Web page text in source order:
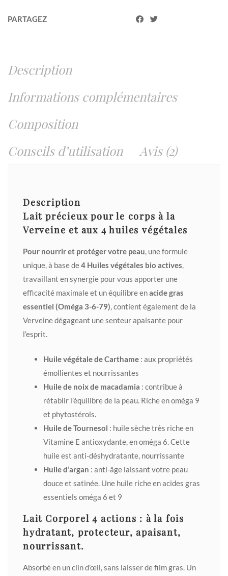
PARTAGEZ
Description
Informations complémentaires
Composition
Conseils d’utilisation
Avis (2)
Description
Lait précieux pour le corps à la
Verveine et aux 4 huiles végétales
Pour nourrir et protéger votre peau , une formule
unique, à base de4 Huiles végétales bio actives
travaillant en synergie pour vous apporter une
efficacité maximale et un équilibre enacide gras
essentiel (Oméga 3-6-79) , contient également de la
Verveine dégageant une senteur apaisante pour
l’esprit.
Huile végétale de Carthame : aux propriétés
émollientes et nourrissantes
Huile de noix de macadamia : contribue à
rétablir l’équilibre de la peau. Riche en oméga 9
et phytostérols.
Huile de Tournesol : huile sèche très riche en
Vitamine E antioxydante, en oméga 6. Cette
huile est anti-déshydratante, nourrissante
Huile d’argan : anti-âge laissant votre peau
douce et satinée. Une huile riche en acides gras
essentiels oméga 6 et 9
Lait Corporel 4 actions : à la fois
hydratant, protecteur, apaisant,
nourrissant.
Absorbé en un clin d’œil, sans laisser de film gras. Un